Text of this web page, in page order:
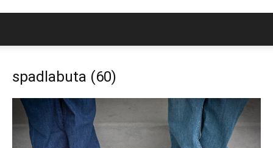
spadlabuta (60)